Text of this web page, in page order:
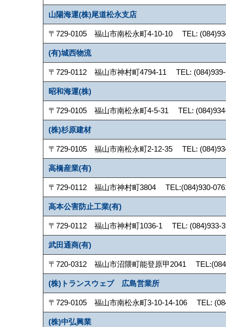
山陽海運(株)尾道松永支店
〒729-0105 福山市南松永町4-10-10 TEL:
(有)城西物流
〒729-0112 福山市神村町4794-11 TEL:
昭和海運(株)
〒729-0105 福山市南松永町4-5-31 TEL:
(株)杉原建材
〒729-0105 福山市南松永町2-12-35 TEL:
高橋産業(有)
〒729-0112 福山市神村町3804 TEL:(084)930-
高本公害防止工業(有)
〒729-0112 福山市神村町1036-1 TEL: (084)933-
武田通商(有)
〒720-0312 福山市沼隈町能登原甲2041
(株)トランスウェブ 広島営業所
〒729-0105 福山市南松永町3-10-14-106 TEL:
(株)中弘興業